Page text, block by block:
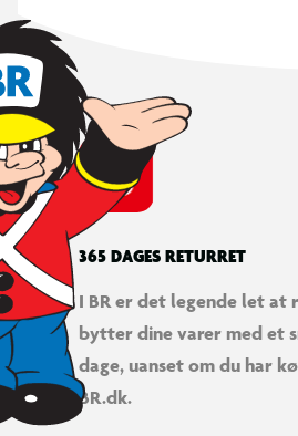
365 DAGES RETURRET
I BR er det legende let at
bytter dine varer med et
dage, uanset om du har
BR.dk.